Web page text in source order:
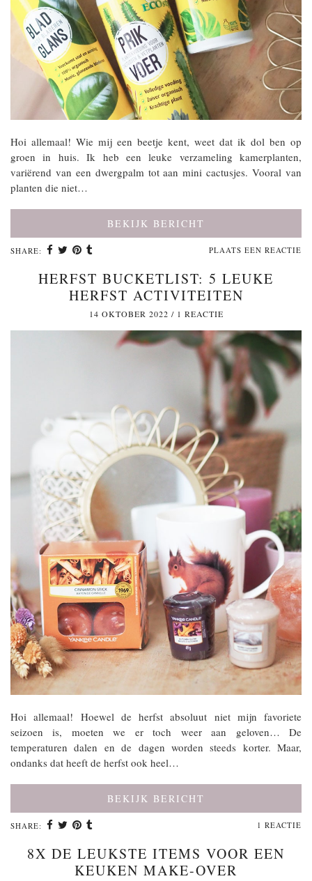
Hoi allemaal! Wie mij een beetje kent, weet dat ik dol ben op
groen in huis. Ik heb een leuke verzameling kamerplanten,
variërend van een dwergpalm tot aan mini cactusjes. Vooral van
planten die niet…
BEKIJK BERICHT
SHARE: PLAATS EEN REACTIE
HERFST BUCKETLIST: 5 LEUKE
HERFST ACTIVITEITEN
14 OKTOBER 2022 / 1 REACTIE
Hoi allemaal! Hoewel de herfst absoluut niet mijn favoriete
seizoen is, moeten we er toch weer aan geloven… De
temperaturen dalen en de dagen worden steeds korter. Maar,
ondanks dat heeft de herfst ook heel…
BEKIJK BERICHT
SHARE: 1 REACTIE
8X DE LEUKSTE ITEMS VOOR EEN
KEUKEN MAKE-OVER